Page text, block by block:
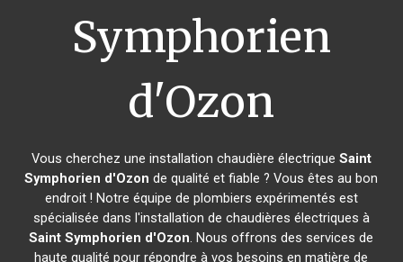
Symphorien
d'Ozon
Vous cherchez une installation chaudière électrique Saint
Symphorien d'Ozon de qualité et fiable ? Vous êtes au bon
endroit ! Notre équipe de plombiers expérimentés est
spécialisée dans l'installation de chaudières électriques à
Saint Symphorien d'Ozon. Nous offrons des services de
haute qualité pour répondre à vos besoins en matière de